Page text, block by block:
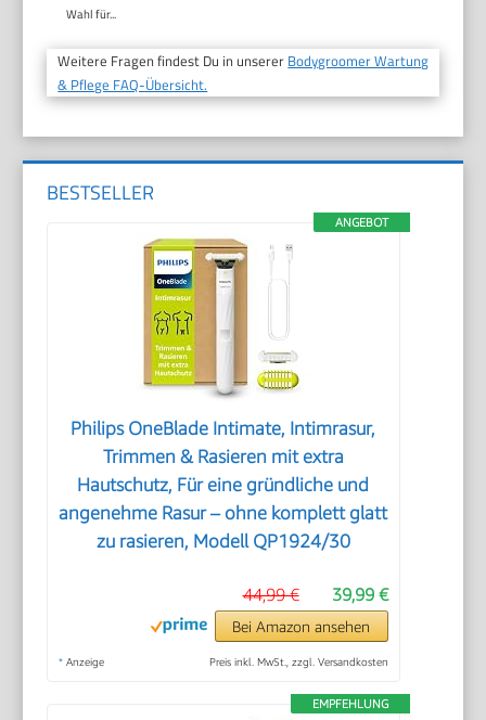
Wahl für...
Weitere Fragen findest Du in unserer Bodygroomer Wartung
& Pflege FAQ-Übersicht.
BESTSELLER
ANGEBOT
Philips OneBlade Intimate, Intimrasur,
Trimmen & Rasieren mit extra
Hautschutz, Für eine gründliche und
angenehme Rasur – ohne komplett glatt
zu rasieren, Modell QP1924/30
39,99 €
44,99 €
Bei Amazon ansehen
* Anzeige Preis inkl. MwSt., zzgl. Versandkosten
EMPFEHLUNG